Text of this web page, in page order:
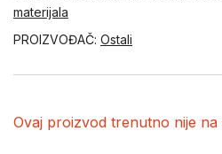
materijala
PROIZVOĐAČ: Ostali
Ovaj proizvod trenutno nije na